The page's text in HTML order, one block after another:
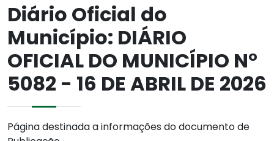
Diário Oficial do
Município: DIÁRIO
OFICIAL DO MUNICÍPIO N°
5082 - 16 DE ABRIL DE 2026
Página destinada a informações do documento de